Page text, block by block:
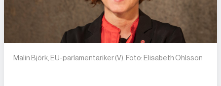
Malin Björk, EU-parlamentariker (V). Foto: Elisabeth Ohlsson